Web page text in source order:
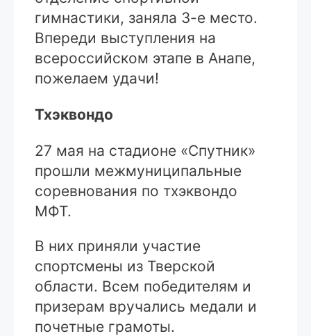
гимнастики, заняла 3-е место.
Впереди выступления на
всероссийском этапе в Анапе,
пожелаем удачи!
Тхэквондо
27 мая на стадионе «Спутник»
прошли межмуниципальные
соревнования по тхэквондо
МФТ.
В них приняли участие
спортсмены из Тверской
области. Всем победителям и
призерам вручались медали и
почетные грамоты.